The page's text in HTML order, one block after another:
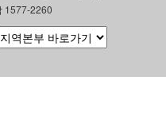
1577-2260